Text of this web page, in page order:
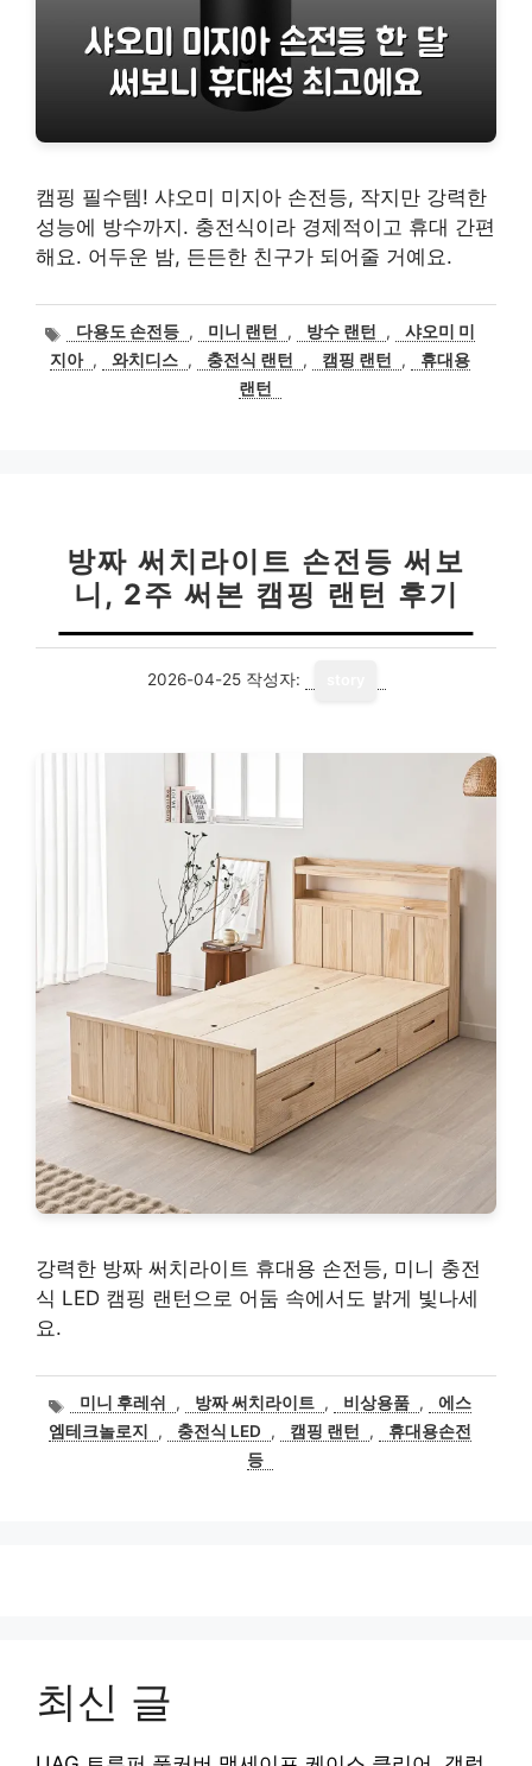
캠핑 필수템! 샤오미 미지아 손전등, 작지만 강력한
성능에 방수까지. 충전식이라 경제적이고 휴대 간편
해요. 어두운 밤, 든든한 친구가 되어줄 거예요.
태
그
다용도 손전등 , 미니 랜턴 , 방수 랜턴 ,
샤오미 미
지아 , 와치디스 , 충전식 랜턴 , 캠핑 랜턴 ,
휴대용
랜턴
방짜 써치라이트 손전등 써보
니, 2주 써본 캠핑 랜턴 후기
2026-04-25 작성자:
강력한 방짜 써치라이트 휴대용 손전등, 미니 충전
식 LED 캠핑 랜턴으로 어둠 속에서도 밝게 빛나세
요.
태
그
미니 후레쉬 , 방짜 써치라이트 , 비상용품 ,
에스
엠테크놀로지
, 충전식 LED , 캠핑 랜턴 ,
휴대용손전
등
최신 글